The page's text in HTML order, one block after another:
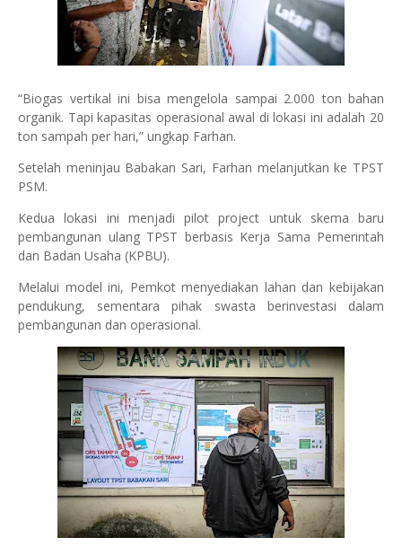
“Biogas vertikal ini bisa mengelola sampai 2.000 ton bahan
organik. Tapi kapasitas operasional awal di lokasi ini adalah 20
ton sampah per hari,” ungkap Farhan.
Setelah meninjau Babakan Sari, Farhan melanjutkan ke TPST
PSM.
Kedua lokasi ini menjadi pilot project untuk skema baru
pembangunan ulang TPST berbasis Kerja Sama Pemerintah
dan Badan Usaha (KPBU).
Melalui model ini, Pemkot menyediakan lahan dan kebijakan
pendukung, sementara pihak swasta berinvestasi dalam
pembangunan dan operasional.